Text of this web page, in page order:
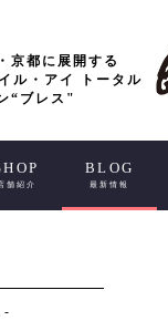
京都に展開する
ル・アイ トータル
“ブレス"
店舗紹介
BLOG
最新情報
-